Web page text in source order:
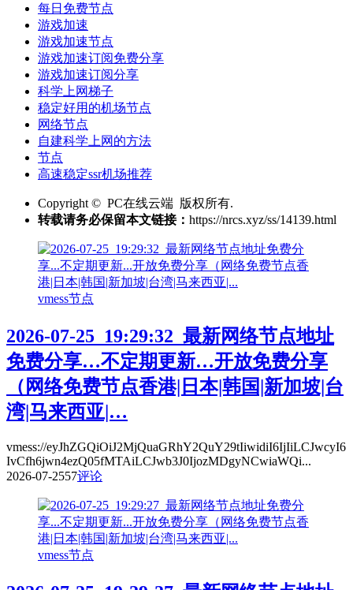
每日免费节点
游戏加速
游戏加速节点
游戏加速订阅免费分享
游戏加速订阅分享
科学上网梯子
稳定好用的机场节点
网络节点
自建科学上网的方法
节点
高速稳定ssr机场推荐
Copyright © PC在线云端 版权所有.
转载请务必保留本文链接： https://nrcs.xyz/ss/14139.html
vmess节点
2026-07-25_19:29:32_最新网络节点地址
免费分享…不定期更新…开放免费分享
（网络免费节点香港|日本|韩国|新加坡|台
湾|马来西亚|…
vmess://eyJhZGQiOiJ2MjQuaGRhY2QuY29tIiwidiI6IjIiLCJwcyI6
IvCfh6jwn4ezQ05fMTAiLCJwb3J0IjozMDgyNCwiaWQi...
2026-07-2557评论
vmess节点